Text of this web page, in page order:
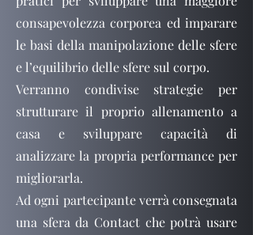
consapevolezza corporea ed imparare
le basi della manipolazione delle sfere
e l’equilibrio delle sfere sul corpo.
Verranno condivise strategie per
strutturare il proprio allenamento a
casa e sviluppare capacità di
analizzare la propria performance per
migliorarla.
Ad ogni partecipante verrà consegnata
una sfera da Contact che potrà usare